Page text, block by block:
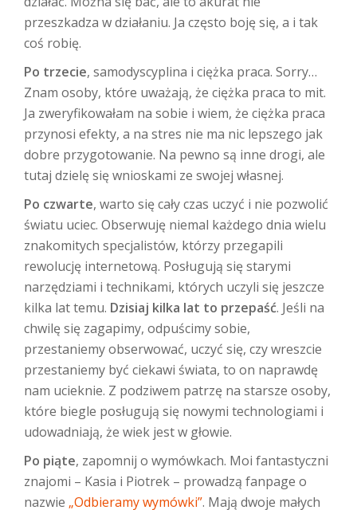
przeszkadza w działaniu. Ja często boję się, a i tak
coś robię.
Po trzecie, samodyscyplina i ciężka praca. Sorry…
Znam osoby, które uważają, że ciężka praca to mit.
Ja zweryfikowałam na sobie i wiem, że ciężka praca
przynosi efekty, a na stres nie ma nic lepszego jak
dobre przygotowanie. Na pewno są inne drogi, ale
tutaj dzielę się wnioskami ze swojej własnej.
Po czwarte, warto się cały czas uczyć i nie pozwolić
światu uciec. Obserwuję niemal każdego dnia wielu
znakomitych specjalistów, którzy przegapili
rewolucję internetową. Posługują się starymi
narzędziami i technikami, których uczyli się jeszcze
kilka lat temu. Dzisiaj kilka lat to przepaść. Jeśli na
chwilę się zagapimy, odpuścimy sobie,
przestaniemy obserwować, uczyć się, czy wreszcie
przestaniemy być ciekawi świata, to on naprawdę
nam ucieknie. Z podziwem patrzę na starsze osoby,
które biegle posługują się nowymi technologiami i
udowadniają, że wiek jest w głowie.
Po piąte, zapomnij o wymówkach. Moi fantastyczni
znajomi – Kasia i Piotrek – prowadzą fanpage o
nazwie „Odbieramy wymówki”. Mają dwoje małych